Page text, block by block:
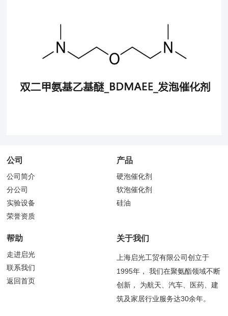
公司
公司简介
分公司
实验设备
荣誉资质
产品
硬泡催化剂
软泡催化剂
硅油
帮助
走进启光
联系我们
返回首页
关于我们
上海启光工贸有限公司创立于
1995年， 我们在聚氨酯领域不断
创新， 为航天、汽车、医药、建
筑及家居行业服务达30余年。